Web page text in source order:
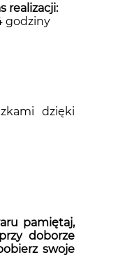
realizacji:
godziny
dzięki
pamiętaj,
doborze
swoje